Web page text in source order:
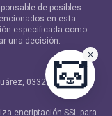
de posibles
en esta
especificada como
una decisión.
03320 Ciudad de
encriptación SSL para